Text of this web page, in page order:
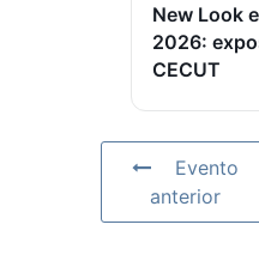
New Look
2026:
CECUT
Evento
anterior